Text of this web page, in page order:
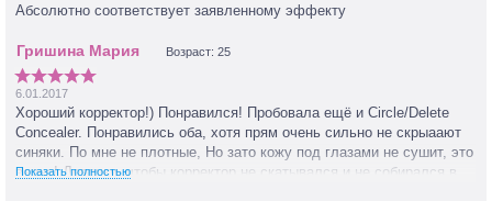
Абсолютно соответствует заявленному эффекту
Возраст: 25
6.01.2017
Хороший корректор!) Понравился! Пробовала ещё и Circle/Delete
Concealer. Понравились оба, хотя прям очень сильно не скрыаают
синяки. По мне не плотные, Но зато кожу под глазами не сушит, это
верно! Девочки, чтобы корректор не скатывался и не собирался в
Показать полностью